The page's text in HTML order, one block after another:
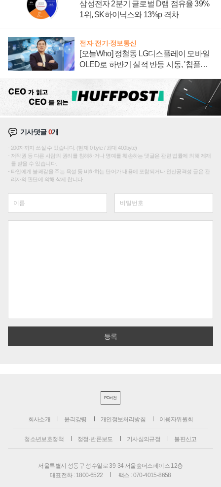
삼성전자 2분기 글로벌 D램 점유율 39%
1위, SK하이닉스와 13%p 격차
전자·전기·정보통신
[오늘Who] 정철동 LG디스플레이 모바일
OLED로 하반기 실적 반등 시동, '칩플레
기사댓글0개
200자까지 쓰실 수 있습니다. (현재 0 byte / 최대 400byte)
저작권 등 다른 사람의 권리를 침해하거나 명예를 훼손하는 댓글은 관련 법률에 의해 제재
를 받을 수 있습니다.
타인에게 불쾌감을 주는 욕설 등 비하하는 단어가 내용에 포함되거나 인신공격성 글은 관
리자의 판단에 의해 삭제 합니다.
PC버전
회사소개 윤리강령 개인정보처리방침 이용자위원회
청소년보호정책 정정·반론보도 기사심의규정 불편신고
서울특별시 성동구 성수일로 39-34 서울숲더스페이스 12층
대표전화 : 1800-6522
팩스 : 070-4015-8658